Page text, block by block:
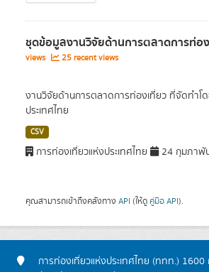
ชุดข้อมูลงานวิจัยด้านการตลาดการท่อ
views
25 recent views
งานวิจัยด้านการตลาดการท่องเที่ยว ที่จัดทำโ
ประเทศไทย
CSV
การท่องเที่ยวแห่งประเทศไทย 24 กุมภาพั
คุณสามารถเข้าถึงคลังทาง API (ให้ดู คู่มือ API).
การท่องเที่ยวแห่งประเทศไทย (ททท.) 1600